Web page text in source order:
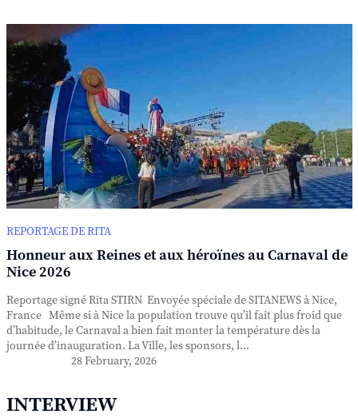
REPORTAGE DE RITA
Honneur aux Reines et aux héroïnes au Carnaval de
Nice 2026
Reportage signé Rita STIRN Envoyée spéciale de SITANEWS à Nice,
France Même si à Nice la population trouve qu’il fait plus froid que
d’habitude, le Carnaval a bien fait monter la température dès la
journée d’inauguration. La Ville, les sponsors, l...
28 February, 2026
INTERVIEW